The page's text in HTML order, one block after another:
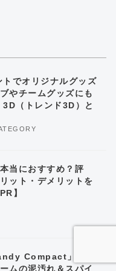
でオリジナルグッズ
やチームグッズにも
（トレンド3D）と
当におすすめ？評
ット・デメリットを
】
Compact」レビ
ムの泥汚れ＆スパイ